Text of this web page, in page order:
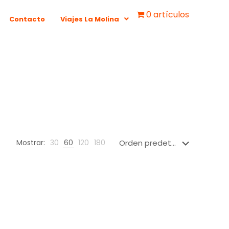
Contacto Viajes La Molina 0 artículos
Mostrar: 30 60 120 180